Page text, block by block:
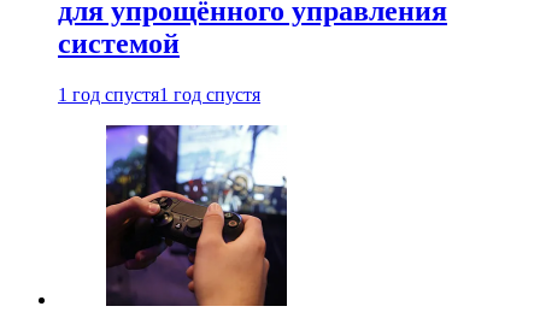
для упрощённого управления
системой
1 год спустя1 год спустя